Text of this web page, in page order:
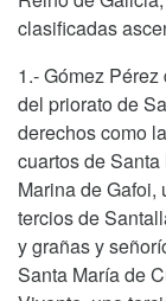
clasificadas
1.- Gómez
del priorato de
derechos como
cuartos de
Marina de Gafoi,
tercios de
y grañas y
Santa María de